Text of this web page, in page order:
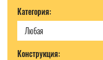
Категория:
Конструкция: